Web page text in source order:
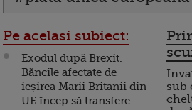
Pe acelasi subiect:
Exodul după Brexit.
Băncile afectate de
ieșirea Marii Britanii din
UE încep să transfere
sub